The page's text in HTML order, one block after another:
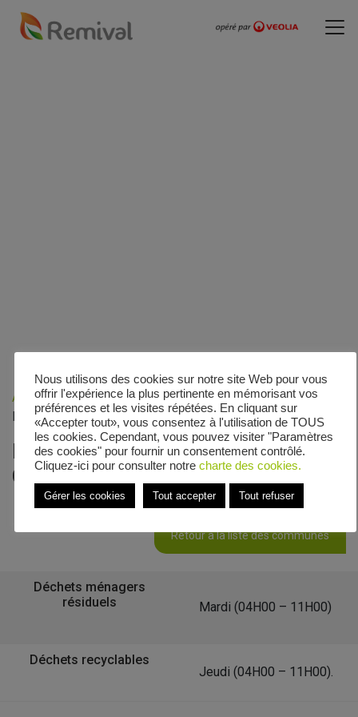
Accueil»Veolia - Zones de collecte»Chemin dit du
Rianois
Le calendrier de collecte de
Chemin dit du Rianois
Retour à la liste des communes
Déchets ménagers
résiduels
Mardi (04H00 – 11H00)
Déchets recyclables
Jeudi (04H00 – 11H00).
Nous utilisons des cookies sur notre site Web pour vous
offrir l'expérience la plus pertinente en mémorisant vos
préférences et les visites répétées. En cliquant sur
«Accepter tout», vous consentez à l'utilisation de TOUS
les cookies. Cependant, vous pouvez visiter "Paramètres
des cookies" pour fournir un consentement contrôlé.
Cliquez-ici pour consulter notre charte des cookies.
Gérer les cookies Tout accepter Tout refuser